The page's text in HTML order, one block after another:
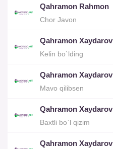
Qahramon Rahmon
Chor Javon
Qahramon Xaydarov
Kelin bo`lding
Qahramon Xaydarov
Mavo qilibsen
Qahramon Xaydarov
Baxtli bo`l qizim
Qahramon Xaydarov